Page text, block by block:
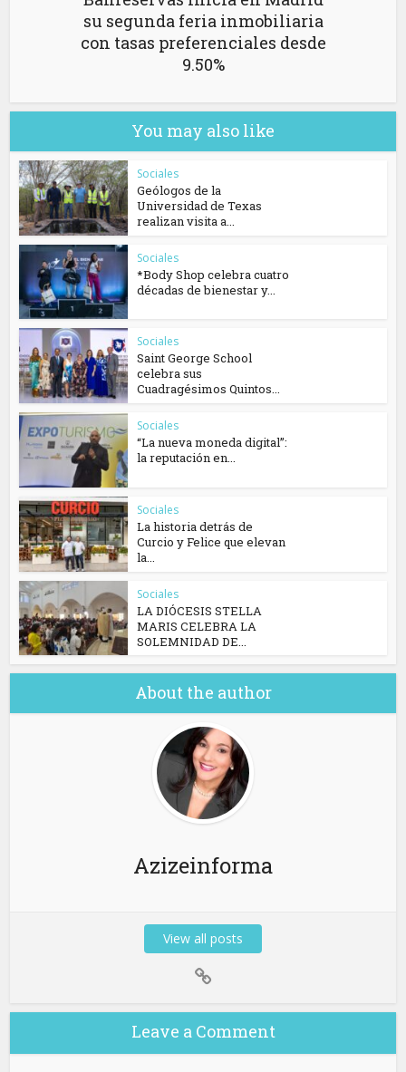
su segunda feria inmobiliaria
con tasas preferenciales desde
9.50%
You may also like
Sociales
Geólogos de la
Universidad de Texas
realizan visita a...
Sociales
*Body Shop celebra cuatro
décadas de bienestar y...
Sociales
Saint George School
celebra sus
Cuadragésimos Quintos...
Sociales
“La nueva moneda digital”:
la reputación en...
Sociales
La historia detrás de
Curcio y Felice que elevan
la...
Sociales
​LA DIÓCESIS STELLA
MARIS CELEBRA LA
SOLEMNIDAD DE...
About the author
Azizeinforma
View all posts
Leave a Comment